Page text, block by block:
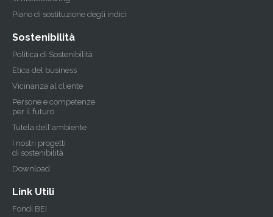
Piano di sostituzione degli indici
Sostenibilità
Politica di Sostenibilità
Etica del business
Vicinanza al cliente
Persone e competenze
per il futuro
Tutela dell'ambiente
I nostri progetti
di sostenibilità
Download
Link Utili
Fondi BEI